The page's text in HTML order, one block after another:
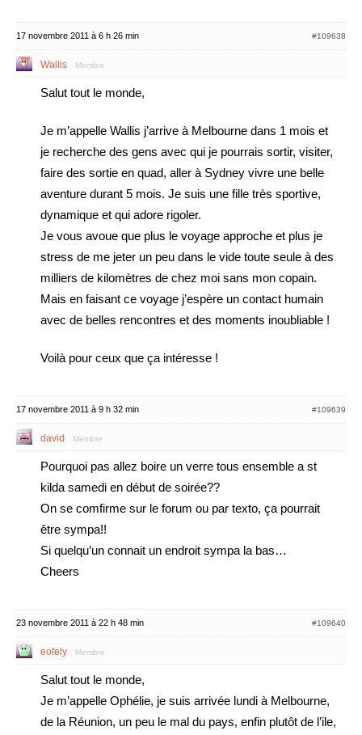
17 novembre 2011 à 6 h 26 min #109638
Wallis Membre
Salut tout le monde,
Je m’appelle Wallis j’arrive à Melbourne dans 1 mois et
je recherche des gens avec qui je pourrais sortir, visiter,
faire des sortie en quad, aller à Sydney vivre une belle
aventure durant 5 mois. Je suis une fille très sportive,
dynamique et qui adore rigoler.
Je vous avoue que plus le voyage approche et plus je
stress de me jeter un peu dans le vide toute seule à des
milliers de kilomètres de chez moi sans mon copain.
Mais en faisant ce voyage j’espère un contact humain
avec de belles rencontres et des moments inoubliable !
Voilà pour ceux que ça intéresse !
17 novembre 2011 à 9 h 32 min #109639
david Membre
Pourquoi pas allez boire un verre tous ensemble a st
kilda samedi en début de soirée??
On se comfirme sur le forum ou par texto, ça pourrait
être sympa!!
Si quelqu’un connait un endroit sympa la bas…
Cheers
23 novembre 2011 à 22 h 48 min #109640
eofely Membre
Salut tout le monde,
Je m’appelle Ophélie, je suis arrivée lundi à Melbourne,
de la Réunion, un peu le mal du pays, enfin plutôt de l’ile,